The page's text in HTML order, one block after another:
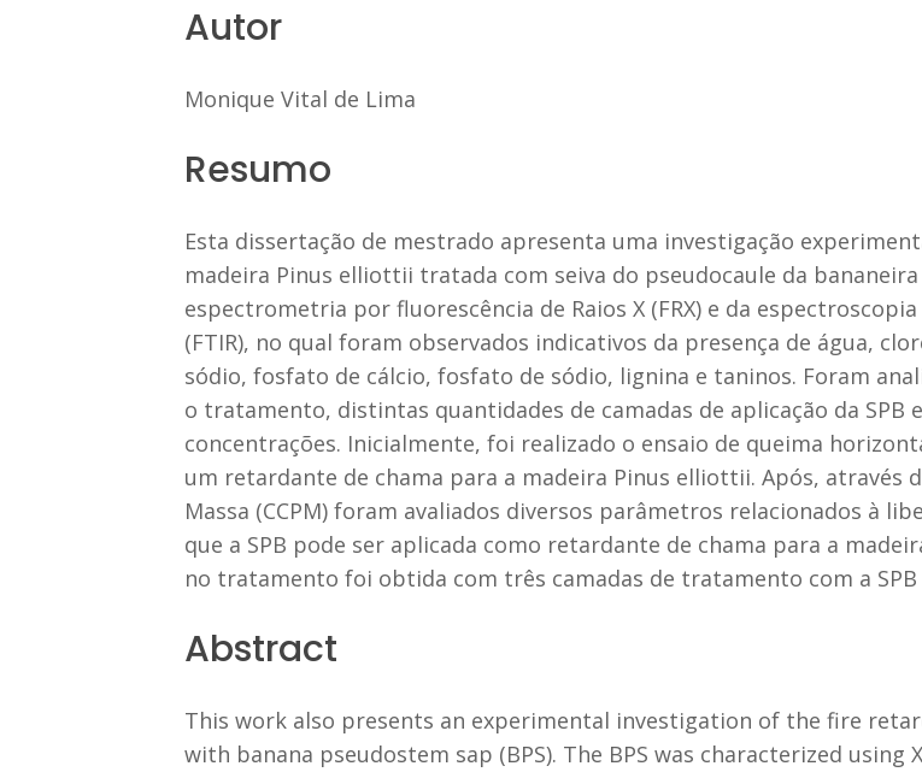
Autor
Monique Vital de Lima
Resumo
Esta dissertação de mestrado apresenta uma investigação
madeira Pinus elliottii tratada com seiva do pseudocaule da bananeira
espectrometria por fluorescência de Raios X (FRX) e da
(FTIR), no qual foram observados indicativos da presença de água,
sódio, fosfato de cálcio, fosfato de sódio, lignina e taninos. Foram
o tratamento, distintas quantidades de camadas de aplicação da SPB
concentrações. Inicialmente, foi realizado o ensaio de queima
um retardante de chama para a madeira Pinus elliottii. Após, através
Massa (CCPM) foram avaliados diversos parâmetros relacionados à
que a SPB pode ser aplicada como retardante de chama para a
no tratamento foi obtida com três camadas de tratamento com a
Abstract
This work also presents an experimental investigation of the fire
with banana pseudostem sap (BPS). The BPS was characterized